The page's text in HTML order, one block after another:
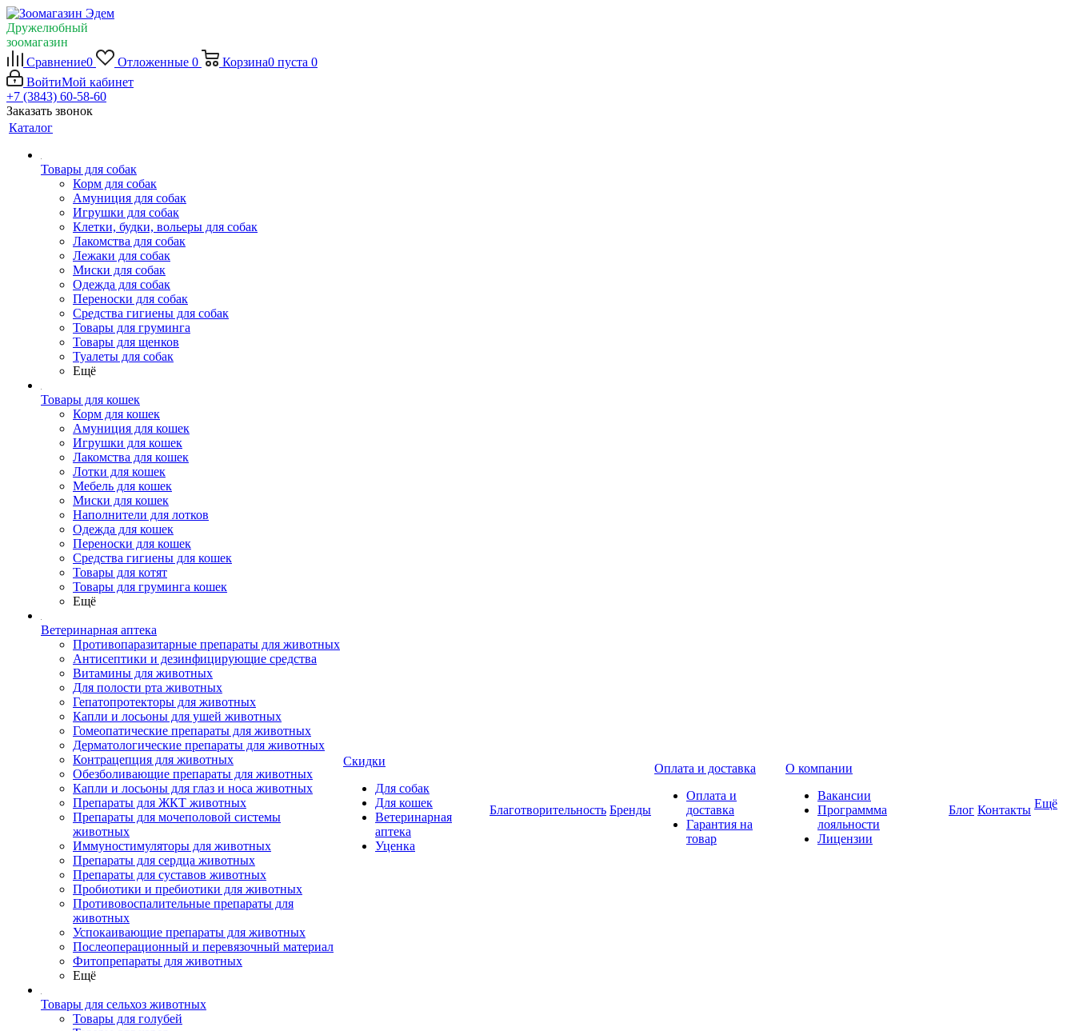
Дружелюбный
зоомагазин
Сравнение0 Отложенные 0 Корзина0 пуста 0
ВойтиМой кабинет
+7 (3843) 60-58-60
Заказать звонок
Каталог
Товары для собак
Корм для собак
Амуниция для собак
Игрушки для собак
Клетки, будки, вольеры для собак
Лакомства для собак
Лежаки для собак
Миски для собак
Одежда для собак
Переноски для собак
Средства гигиены для собак
Товары для груминга
Товары для щенков
Туалеты для собак
Ещё
Товары для кошек
Корм для кошек
Амуниция для кошек
Игрушки для кошек
Лакомства для кошек
Лотки для кошек
Мебель для кошек
Миски для кошек
Наполнители для лотков
Одежда для кошек
Переноски для кошек
Средства гигиены для кошек
Товары для котят
Товары для груминга кошек
Ещё
Ветеринарная аптека
Противопаразитарные препараты для животных
Антисептики и дезинфицирующие средства
Витамины для животных
Для полости рта животных
Гепатопротекторы для животных
Капли и лосьоны для ушей животных
Гомеопатические препараты для животных
Дерматологические препараты для животных
Контрацепция для животных
Обезболивающие препараты для животных
Капли и лосьоны для глаз и носа животных
Препараты для ЖКТ животных
Препараты для мочеполовой системы
животных
Иммуностимуляторы для животных
Препараты для сердца животных
Препараты для суставов животных
Пробиотики и пребиотики для животных
Противовоспалительные препараты для
животных
Успокаивающие препараты для животных
Послеоперационный и перевязочный материал
Фитопрепараты для животных
Ещё
Товары для сельхоз животных
Товары для голубей
Скидки
Для собак
Для кошек
Ветеринарная
аптека
Уценка
Благотворительность Бренды
Оплата и доставка
Оплата и
доставка
Гарантия на
товар
О компании
Вакансии
Программма
лояльности
Лицензии
Блог Контакты Ещё